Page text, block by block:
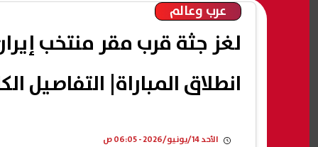
عرب وعالم
لغز جثة قرب مقر منتخب
انطلاق المباراة| التفاصيل
الأحد 14/يونيو/2026 - 06:05 ص